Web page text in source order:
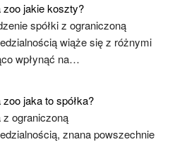
zoo jakie koszty?
spółki z ograniczoną
wiąże się z różnymi
wpłynąć na…
zoo jaka to spółka?
z ograniczoną
znana powszechnie